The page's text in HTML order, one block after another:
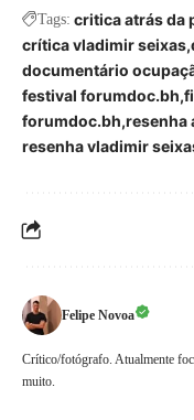
Tags: critica atrás da
crítica vladimir seixas
documentário
festival forumdoc.bh
forumdoc.bh resenha
resenha vladimir
Felipe Novoa
Crítico/fotógrafo. Atualmente
muito.